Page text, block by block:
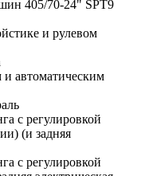
405/70-24" SPT9
и рулевом
автоматическим
с регулировкой
(и задняя
с регулировкой